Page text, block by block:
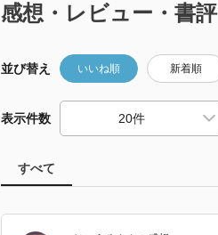
感想・レビュー・書評
並び替え いいね順 新着順
表示件数
すべて